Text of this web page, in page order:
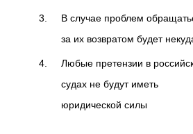
В случае проблем
за их возвратом будет
Любые претензии в
судах не будут иметь
юридической силы